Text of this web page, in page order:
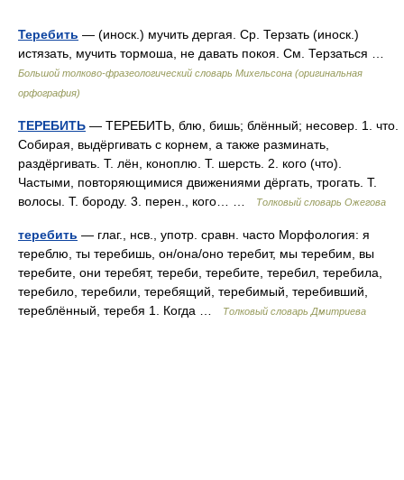
Теребить — (иноск.) мучить дергая. Ср. Терзать (иноск.)
истязать, мучить тормоша, не давать покоя. См. Терзаться …
Большой толково-фразеологический словарь Михельсона (оригинальная
орфография)
ТЕРЕБИТЬ — ТЕРЕБИТЬ, блю, бишь; блённый; несовер. 1. что.
Собирая, выдёргивать с корнем, а также разминать,
раздёргивать. Т. лён, коноплю. Т. шерсть. 2. кого (что).
Частыми, повторяющимися движениями дёргать, трогать. Т.
волосы. Т. бороду. 3. перен., кого… …
Толковый словарь Ожегова
теребить — глаг., нсв., употр. сравн. часто Морфология: я
тереблю, ты теребишь, он/она/оно теребит, мы теребим, вы
теребите, они теребят, тереби, теребите, теребил, теребила,
теребило, теребили, теребящий, теребимый, теребивший,
тереблённый, теребя 1. Когда …
Толковый словарь Дмитриева